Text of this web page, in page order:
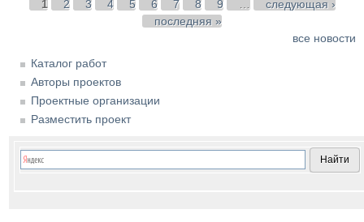
Страницы
1 2 3 4 5 6 7 8 9
следующая ›
последняя »
все новости
Каталог работ
Авторы проектов
Проектные организации
Разместить проект